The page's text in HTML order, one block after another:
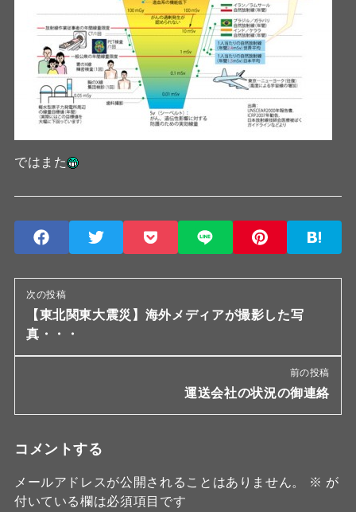
ではまた
次の投稿
【東北関東大震災】海外メディアが撮影した写
真・・・
前の投稿
運送会社の状況の御連絡
コメントする
メールアドレスが公開されることはありません。 ※ が
付いている欄は必須項目です